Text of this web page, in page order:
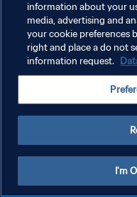
information about your
media, advertising and
your cookie preferences
right and place a do not
information request.
I'm